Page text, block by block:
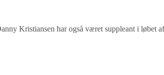
Kristiansen har også været suppleant i løbet